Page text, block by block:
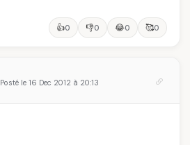
👍0 👎0 😂0 🥰0
Posté le 16 Dec 2012 à 20:13